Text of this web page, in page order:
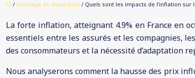
/ Courtage en assurance / Quels sont les impacts de l’inflation sur
La forte inflation, atteignant 4.9% en France en
essentiels entre les assurés et les compagnies,
des consommateurs et la nécessité d’adaptation
Nous analyserons comment la hausse des prix